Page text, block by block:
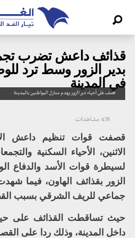
قذائف داعش تضرب
بدير الزور وسط ترد
في المدينة
قصف على أحياء دير الزور يهدم منازل المواطنين بالمدينة
478 مشاهدات
قصفت قوات تنظيم داعش
الاثنين، الأحياء السكنية
لسيطرة قوات الأسد والدفاع
الزور بقذائف الهاون، فيما
جماعي للريف الشرقي بسبب
حيث تساقطت القذائف على
داخل المدينة، وذلك ردا على